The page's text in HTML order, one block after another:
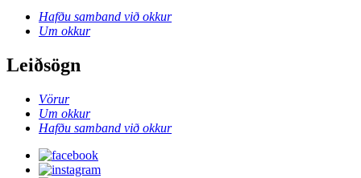
Hafðu samband við okkur
Um okkur
Leiðsögn
Vörur
Um okkur
Hafðu samband við okkur